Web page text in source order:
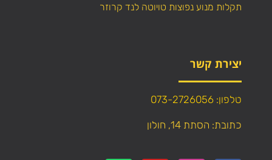
תקלות מנוע נפוצות טויוטה לנד קרוזר
יצירת קשר
טלפון: 073-2726056
כתובת: הסתת 14, חולון